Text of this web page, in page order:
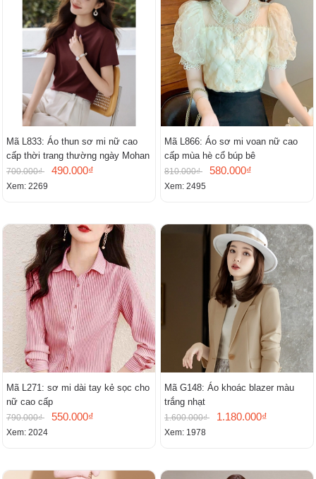
Mã L833: Áo thun sơ mi nữ cao
cấp thời trang thường ngày Mohan
700.000₫ 490.000₫
Xem: 2269
Mã L866: Áo sơ mi voan nữ cao
cấp mùa hè cổ búp bê
810.000₫ 580.000₫
Xem: 2495
Mã L271: sơ mi dài tay kẻ sọc cho
nữ cao cấp
790.000₫ 550.000₫
Xem: 2024
Mã G148: Áo khoác blazer màu
trắng nhạt
1.600.000₫ 1.180.000₫
Xem: 1978